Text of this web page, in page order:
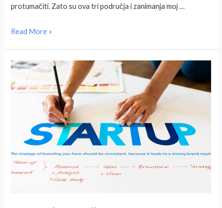
protumačiti. Zato su ova tri područja i zanimanja moj …
Koja
zanimanja
budućnosti
Read More »